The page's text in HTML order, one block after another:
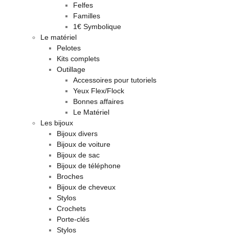
Felfes
Familles
1€ Symbolique
Le matériel
Pelotes
Kits complets
Outillage
Accessoires pour tutoriels
Yeux Flex/Flock
Bonnes affaires
Le Matériel
Les bijoux
Bijoux divers
Bijoux de voiture
Bijoux de sac
Bijoux de téléphone
Broches
Bijoux de cheveux
Stylos
Crochets
Porte-clés
Stylos